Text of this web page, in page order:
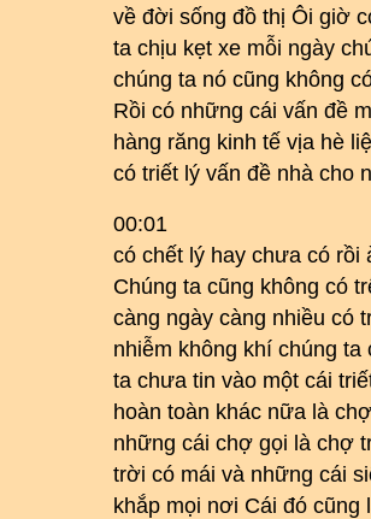
về đời sống đồ thị Ôi giờ
ta chịu kẹt xe mỗi ngày
chúng ta nó cũng không
Rồi có những cái vấn đề
hàng răng kinh tế vịa hè
có triết lý vấn đề nhà cho
00:01
có chết lý hay chưa có rồi
Chúng ta cũng không có
càng ngày càng nhiều có
nhiễm không khí chúng
ta chưa tin vào một cái
hoàn toàn khác nữa là
những cái chợ gọi là chợ
trời có mái và những cái
khắp mọi nơi Cái đó